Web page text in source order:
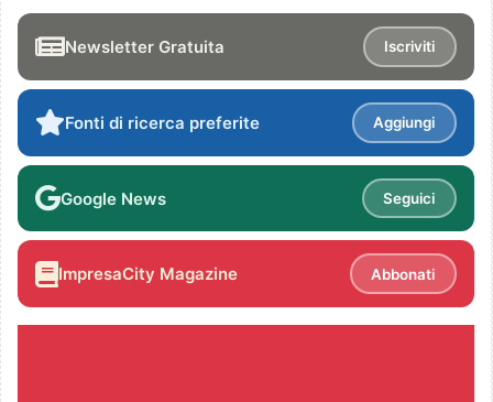
Newsletter Gratuita Iscriviti
Fonti di ricerca preferite Aggiungi
Google News Seguici
ImpresaCity Magazine Abbonati